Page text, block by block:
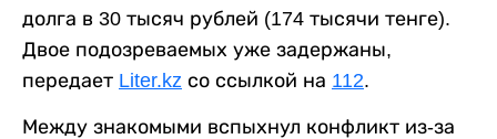
долга в 30 тысяч рублей (174 тысячи тенге).
Двое подозреваемых уже задержаны,
передает Liter.kz со ссылкой на 112.
Между знакомыми вспыхнул конфликт из-за